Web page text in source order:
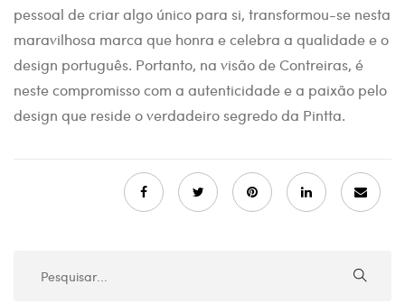
pessoal de criar algo único para si, transformou-se nesta
maravilhosa marca que honra e celebra a qualidade e o
design português. Portanto, na visão de Contreiras, é
neste compromisso com a autenticidade e a paixão pelo
design que reside o verdadeiro segredo da Pintta.